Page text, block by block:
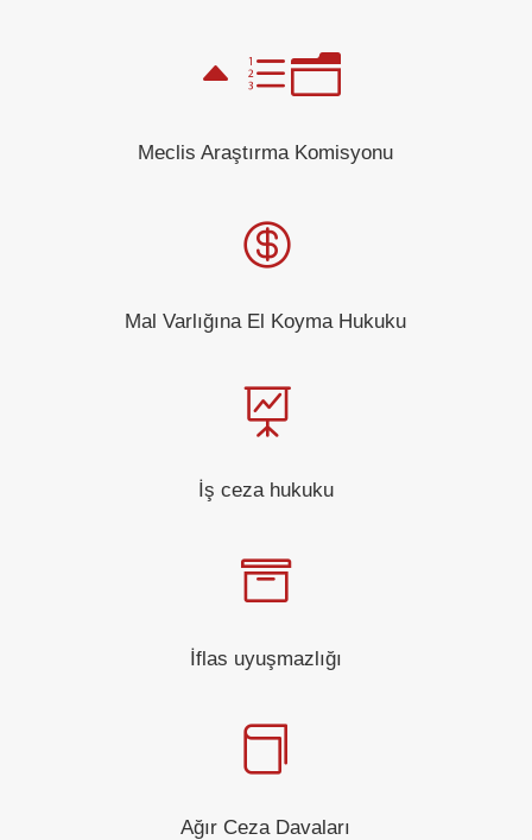
Ben
Meclis Araştırma Komisyonu

Mal Varlığına El Koyma Hukuku

İş ceza hukuku

İflas uyuşmazlığı

Ağır Ceza Davaları